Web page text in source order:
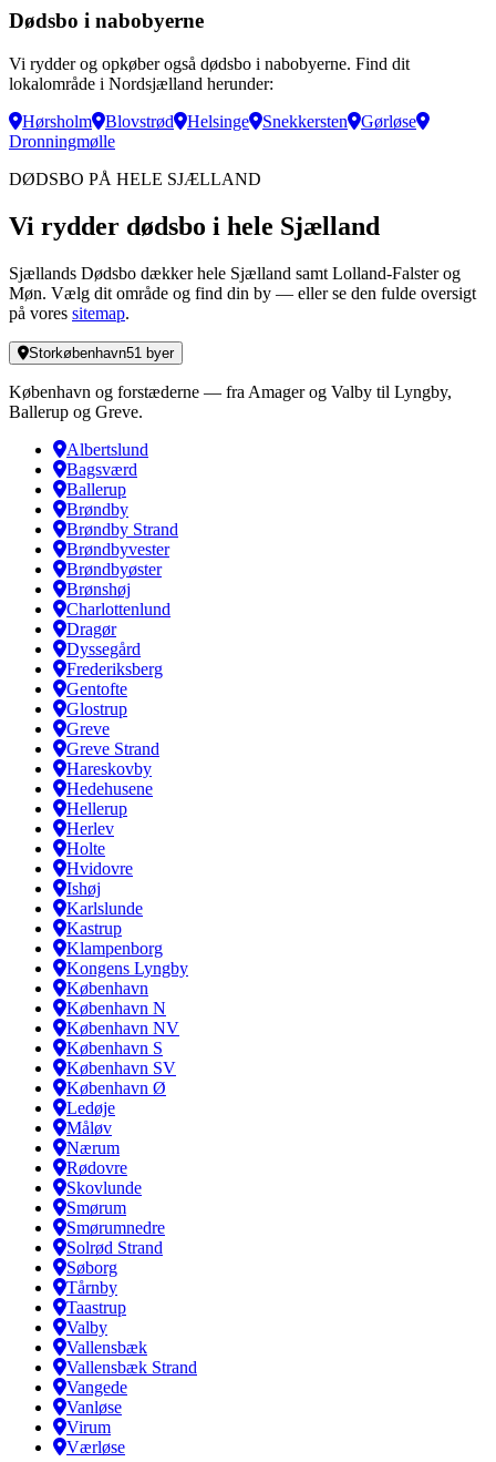
Dødsbo i nabobyerne
Vi rydder og opkøber også dødsbo i nabobyerne. Find dit
lokalområde i Nordsjælland herunder:
Hørsholm
Blovstrød Helsinge Snekkersten
Gørløse
Dronningmølle
DØDSBO PÅ HELE SJÆLLAND
Vi rydder dødsbo i hele Sjælland
Sjællands Dødsbo dækker hele Sjælland samt Lolland-Falster og
Møn. Vælg dit område og find din by — eller se den fulde oversigt
på vores sitemap.
Storkøbenhavn51 byer
København og forstæderne — fra Amager og Valby til Lyngby,
Ballerup og Greve.
Albertslund
Bagsværd
Ballerup
Brøndby
Brøndby Strand
Brøndbyvester
Brøndbyøster
Brønshøj
Charlottenlund
Dragør
Dyssegård
Frederiksberg
Gentofte
Glostrup
Greve
Greve Strand
Hareskovby
Hedehusene
Hellerup
Herlev
Holte
Hvidovre
Ishøj
Karlslunde
Kastrup
Klampenborg
Kongens Lyngby
København
København N
København NV
København S
København SV
København Ø
Ledøje
Måløv
Nærum
Rødovre
Skovlunde
Smørum
Smørumnedre
Solrød Strand
Søborg
Tårnby
Taastrup
Valby
Vallensbæk
Vallensbæk Strand
Vangede
Vanløse
Virum
Værløse